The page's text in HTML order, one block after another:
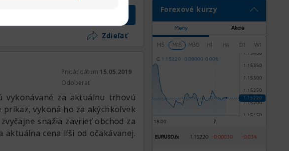
údaje.
Zdieľať
Pridať dátum 15.05.2019
Odoberať
vykonávané za aktuálnu trhovú
vykoná ho za akýchkoľvek
snažia zavrieť obchod za
aktuálna cena líši od očakávanej.
Forexové kurzy
Meny Akcie
M5 M15 M30 H1 H4 D1 W1
C 1 .1 52 2 0 0 .00000 0 .00 %
EURUSD.fx 1.15220 -0.00030 -0.03%